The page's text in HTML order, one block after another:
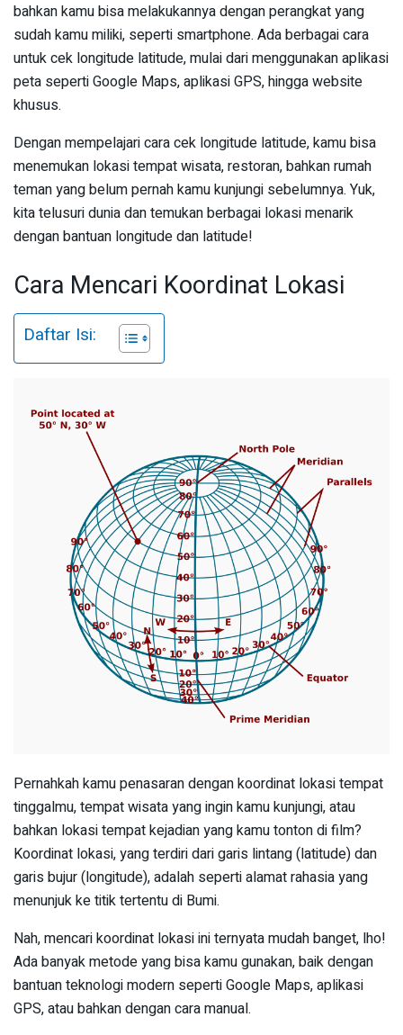
bahkan kamu bisa melakukannya dengan perangkat yang
sudah kamu miliki, seperti smartphone. Ada berbagai cara
untuk cek longitude latitude, mulai dari menggunakan aplikasi
peta seperti Google Maps, aplikasi GPS, hingga website
khusus.
Dengan mempelajari cara cek longitude latitude, kamu bisa
menemukan lokasi tempat wisata, restoran, bahkan rumah
teman yang belum pernah kamu kunjungi sebelumnya. Yuk,
kita telusuri dunia dan temukan berbagai lokasi menarik
dengan bantuan longitude dan latitude!
Cara Mencari Koordinat Lokasi
Daftar Isi:
Pernahkah kamu penasaran dengan koordinat lokasi tempat
tinggalmu, tempat wisata yang ingin kamu kunjungi, atau
bahkan lokasi tempat kejadian yang kamu tonton di film?
Koordinat lokasi, yang terdiri dari garis lintang (latitude) dan
garis bujur (longitude), adalah seperti alamat rahasia yang
menunjuk ke titik tertentu di Bumi.
Nah, mencari koordinat lokasi ini ternyata mudah banget, lho!
Ada banyak metode yang bisa kamu gunakan, baik dengan
bantuan teknologi modern seperti Google Maps, aplikasi
GPS, atau bahkan dengan cara manual.